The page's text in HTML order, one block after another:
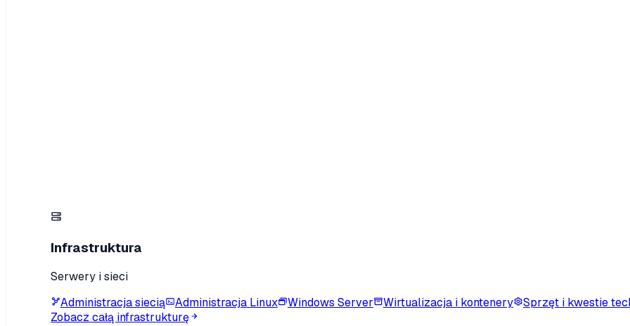
Infrastruktura
Serwery i sieci
Administracja siecią
Administracja Linux Windows Server Wirtualizacja i kontenery
Sprzęt i kwestie
Zobacz całą infrastrukturę